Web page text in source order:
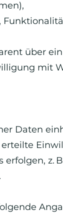
über
mit
Daten
erteilte
z.